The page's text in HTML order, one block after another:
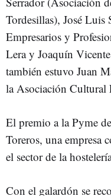
Tordesillas), José Luis
Empresarios y
Lera y Joaquín
también estuvo Juan
la Asociación Cultural
El premio a la Pyme
Toreros, una empresa
el sector de la
Con el galardón se